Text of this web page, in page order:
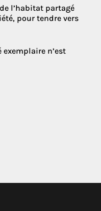
l’habitat partagé
pour tendre vers
n’est